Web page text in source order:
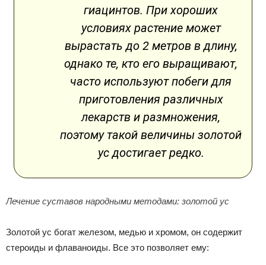
гиацинтов. При хороших
условиях растение может
вырастать до 2 метров в длину,
однако те, кто его выращивают,
часто используют побеги для
приготовления различных
лекарств и размножения,
поэтому такой величины золотой
ус достигает редко.
Лечение суставов народными методами: золотой ус
Золотой ус богат железом, медью и хромом, он содержит
стероиды и флаваноиды. Все это позволяет ему: